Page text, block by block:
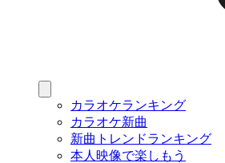
カラオケランキング
カラオケ新曲
新曲トレンドランキング
本人映像で楽しもう